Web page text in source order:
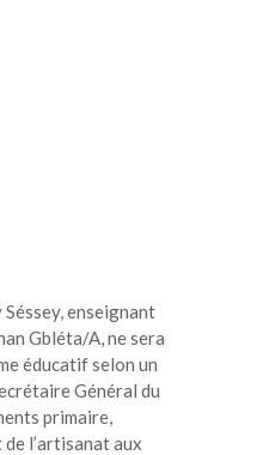
enseignant
Gbléta/A, ne sera
éducatif selon un
Général du
primaire,
l’artisanat aux